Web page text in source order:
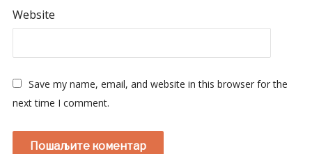
Website
Save my name, email, and website in this browser for the
next time I comment.